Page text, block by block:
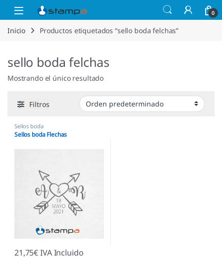
Saltar a la navegación
Saltar al contenido
Open 0
Inicio Productos etiquetados “sello boda felchas”
sello boda felchas
Mostrando el único resultado
Filtros
Sellos boda
Sellos boda Flechas
21,75€IVA Incluido